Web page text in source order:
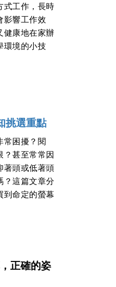
式工作，長時
影響工作效
健康地在家辦
環境的小技
挑選重點
常困擾？閱
？甚至常常因
著頭或低著頭
？這篇文章分
到命定的螢幕
正確的姿